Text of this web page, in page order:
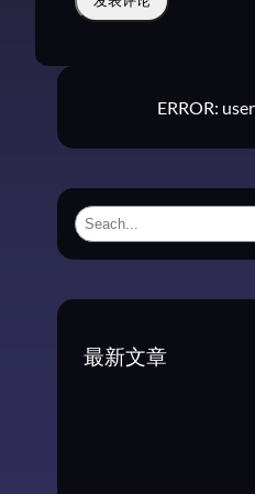
ERROR:
S
最新文章